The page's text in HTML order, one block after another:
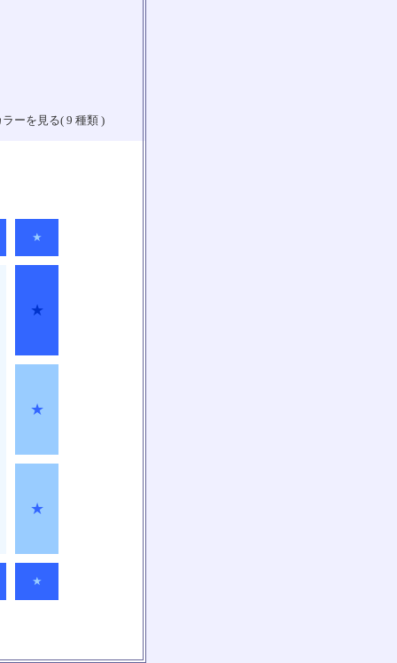
ーを見る( 9 種類 )
★
★
★
★
★